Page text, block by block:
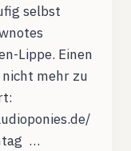
selbst
Lippe. Einen
mehr zu
…